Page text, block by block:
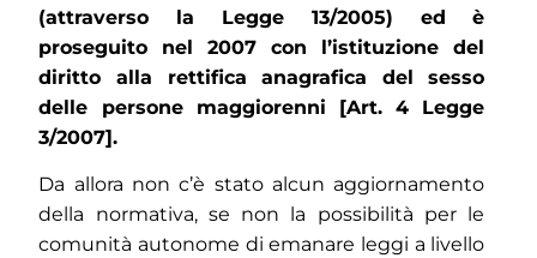
(attraverso la Legge 13/2005) ed è
proseguito nel 2007 con l’istituzione del
diritto alla rettifica anagrafica del sesso
delle persone maggiorenni [Art. 4 Legge
3/2007].
Da allora non c’è stato alcun aggiornamento
della normativa, se non la possibilità per le
comunità autonome di emanare leggi a livello